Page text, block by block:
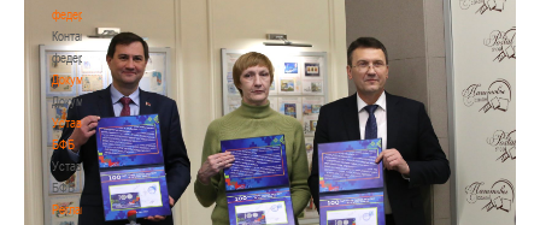
федерации
Контакты
федерации
Документы
Документы
Устав
БФБ
Устав
БФБ
Регламентирующие